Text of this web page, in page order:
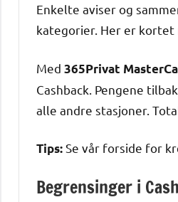
Enkelte aviser og
kategorier. Her er kortet
Med 365Privat
Cashback. Pengene
alle andre stasjoner.
Tips:Se vår forside for
Begrensinger i